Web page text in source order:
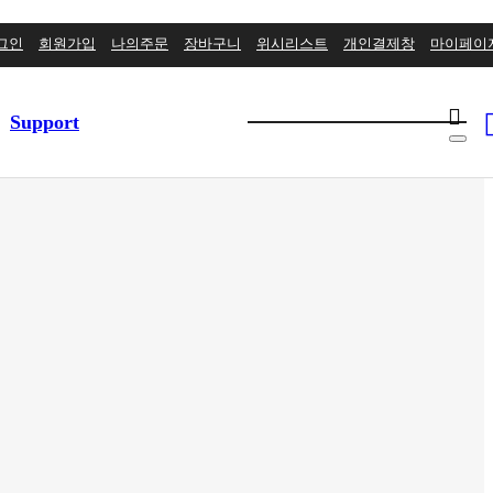
인 회원가입 나의주문 장바구니 위시리스트 개인결제창 마이페이
Support